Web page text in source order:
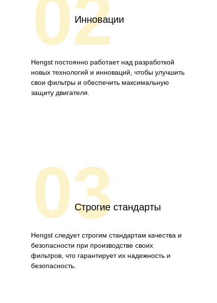
02
Инновации
Hengst постоянно работает над разработкой
новых технологий и инноваций, чтобы улучшить
свои фильтры и обеспечить максимальную
защиту двигателя.
03Строгие стандарты
Hengst следует строгим стандартам качества и
безопасности при производстве своих
фильтров, что гарантирует их надежность и
безопасность.